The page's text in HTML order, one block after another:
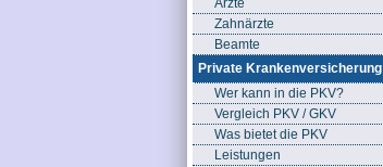
Ärzte
Zahnärzte
Beamte
Private Krankenversicherung
Wer kann in die PKV?
Vergleich PKV / GKV
Was bietet die PKV
Leistungen